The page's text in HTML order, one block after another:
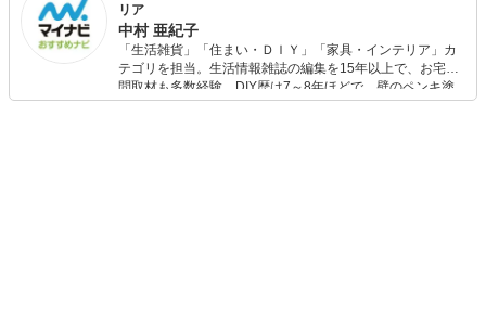
リア
中村 亜紀子
「生活雑貨」「住まい・ＤＩＹ」「家具・インテリア」カ
テゴリを担当。生活情報雑誌の編集を15年以上で、お宅訪
問取材も多数経験。DIY歴は7～8年ほどで、壁のペンキ塗
りや壁紙チェンジなどもチャレンジ済み。初心者でもモノ